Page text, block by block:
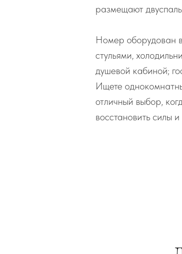
размещают
Номер оборудован
стульями,
душевой кабиной;
Ищете
отличный выбор,
восстановить силы